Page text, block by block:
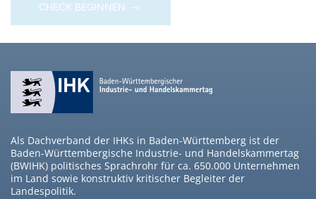
CHECK BEGINNEN
Als Dachverband der IHKs in Baden-Württemberg ist der
Baden-Württembergische Industrie- und Handelskammertag
(BWIHK) politisches Sprachrohr für ca. 650.000 Unternehmen
im Land sowie konstruktiv kritischer Begleiter der
Landespolitik.